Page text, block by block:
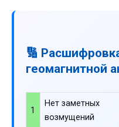
🔢
геомагнитной
1
Нет заметных
возмущений